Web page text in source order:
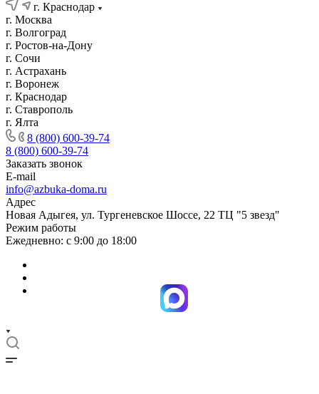
г. Краснодар
г. Москва
г. Волгоград
г. Ростов-на-Дону
г. Сочи
г. Астрахань
г. Воронеж
г. Краснодар
г. Ставрополь
г. Ялта
8 (800) 600-39-74
8 (800) 600-39-74
Заказать звонок
E-mail
info@azbuka-doma.ru
Адрес
Новая Адыгея, ул. Тургеневское Шоссе, 22 ТЦ "5 звезд"
Режим работы
Ежедневно: с 9:00 до 18:00